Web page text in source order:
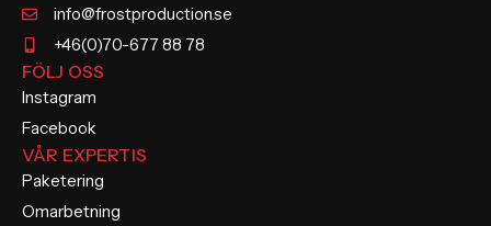
info@frostproduction.se
+46(0)70-677 88 78
FÖLJ OSS
Instagram
Facebook
VÅR EXPERTIS
Paketering
Omarbetning